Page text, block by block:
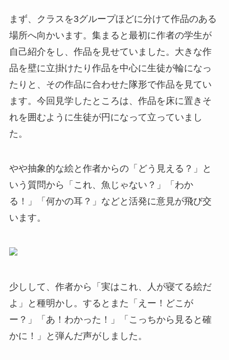
まず、クラスを3グループほどに分けて作品のある
場所へ向かいます。集まると最初に作者の学生が
自己紹介をし、作品を見せていました。大きな作
品を壁に立掛けたり作品を中心に生徒が輪になっ
たりと、その作品に合わせた隊形で作品を見てい
ます。今回見学したところは、作品を床に置きそ
れを囲むように生徒が円になって立っていまし
た。
やや抽象的な絵と作者からの「どう見える？」と
いう質問から「これ、魚じゃない？」「わか
る！」「何かの耳？」などと活発に意見が飛び交
います。
少しして、作者から「実はこれ、人が寝てる絵だ
よ」と種明かし。するとまた「えー！どこが
ー？」「あ！わかった！」「こっちから見ると確
かに！」と弾んだ声がしました。